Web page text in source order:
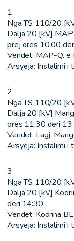
1
Nga TS 110/20
Dalja 20 [kV]
prej orës 10:00
Vendet: MAP-Q. e
Arsyeja: Instalimi i
2
Nga TS 110/20
Dalja 20 [kV]
orës 11:30 deri
Vendet: Lagj.
Arsyeja: Instalimi i
3
Nga TS 110/20
Dalja 20 [kV]
deri 14:30.
Vendet: Kodrina
Arsyeja: Instalimi i